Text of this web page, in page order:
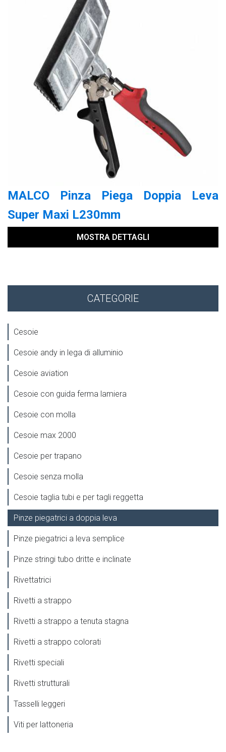
CATEGORIE
Cesoie
Cesoie andy in lega di alluminio
Cesoie aviation
Cesoie con guida ferma lamiera
Cesoie con molla
Cesoie max 2000
Cesoie per trapano
Cesoie senza molla
Cesoie taglia tubi e per tagli reggetta
Pinze piegatrici a doppia leva
Pinze piegatrici a leva semplice
Pinze stringi tubo dritte e inclinate
Rivettatrici
Rivetti a strappo
Rivetti a strappo a tenuta stagna
Rivetti a strappo colorati
Rivetti speciali
Rivetti strutturali
Tasselli leggeri
Viti per lattoneria
MALCO Pinza Piega Doppia Leva
Super Maxi L230mm
MOSTRA DETTAGLI